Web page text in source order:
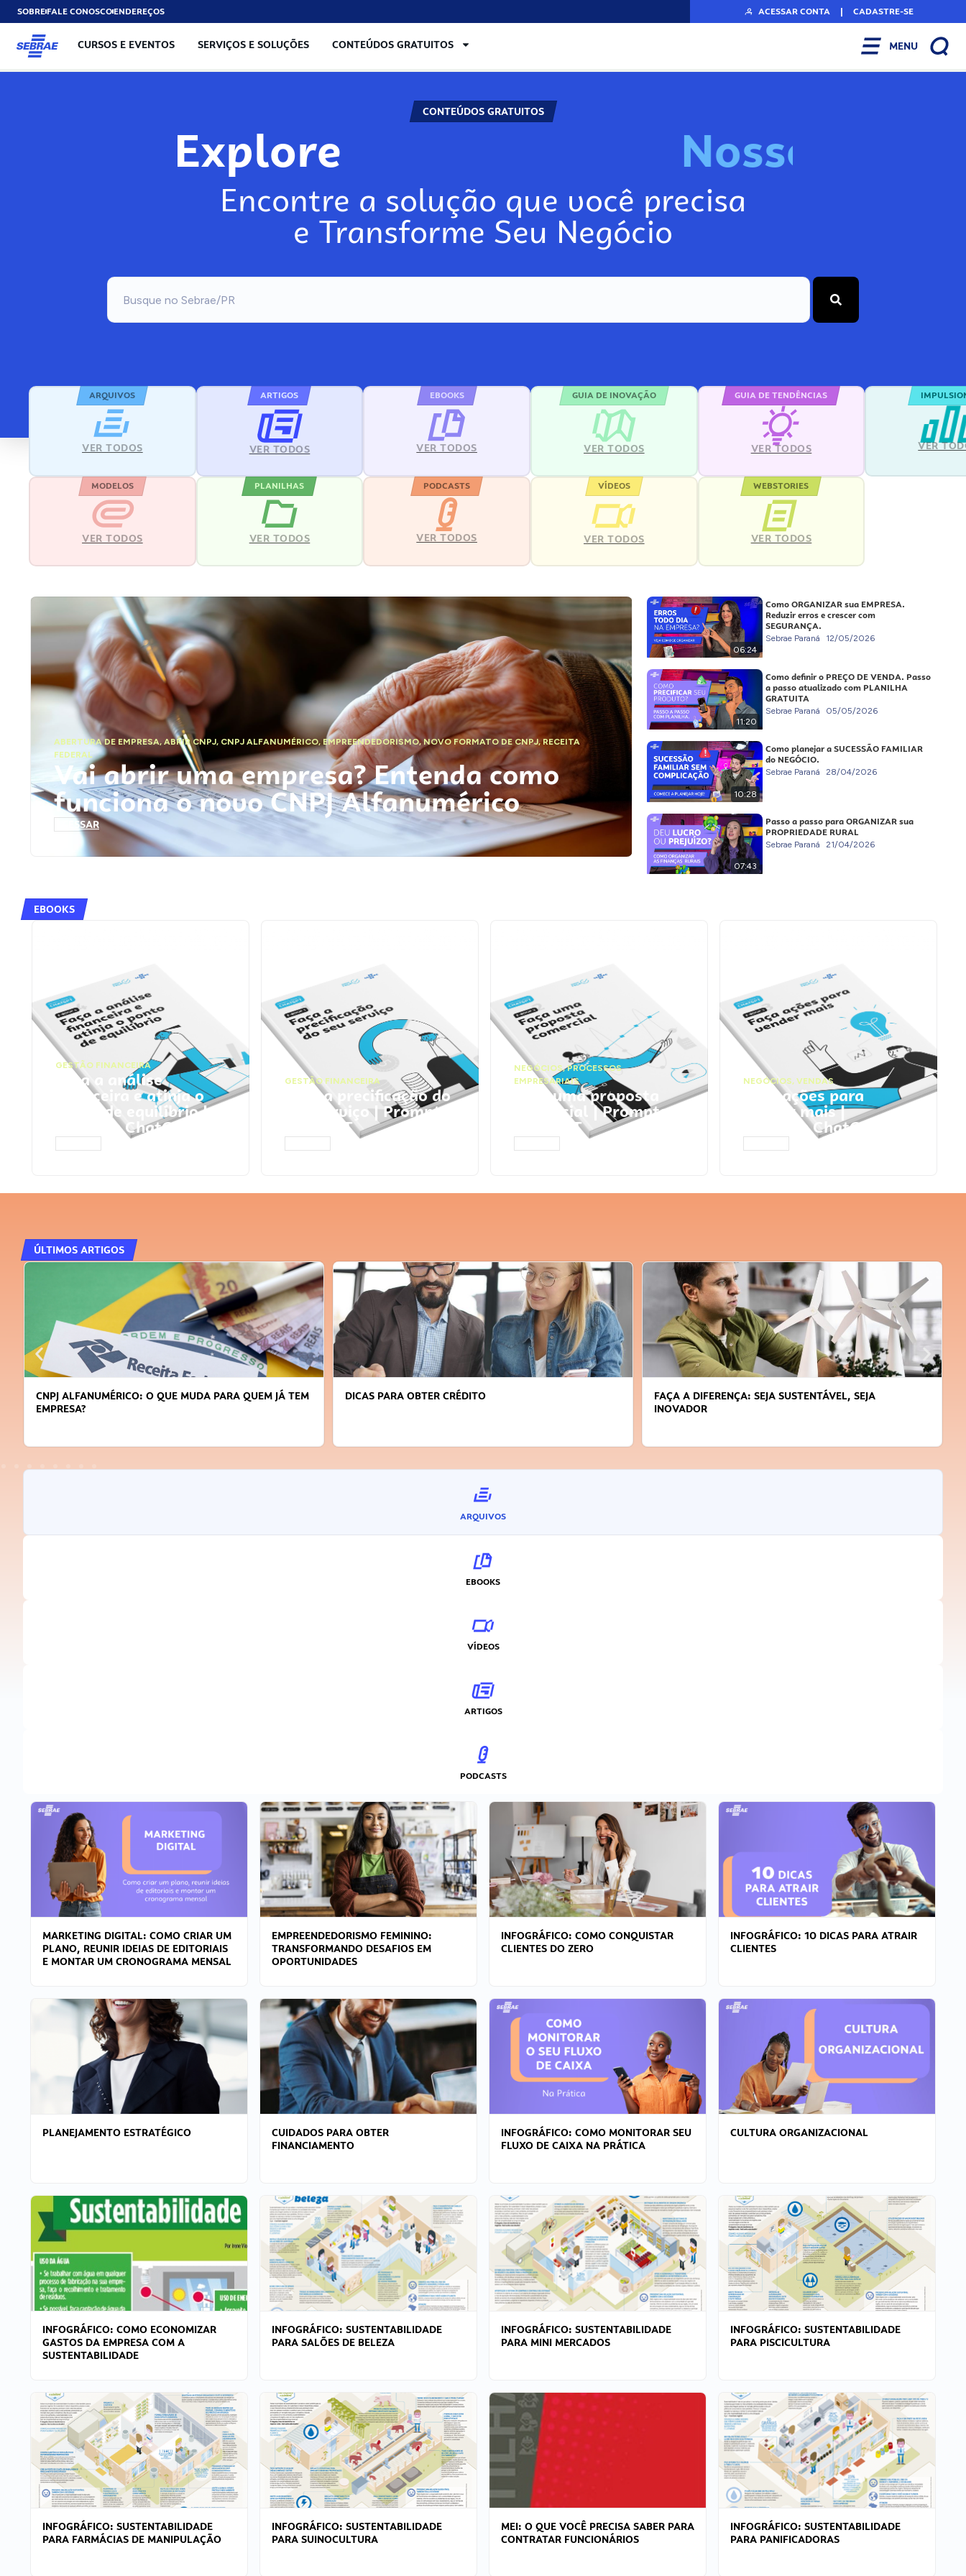
SOBREFALE CONOSCOENDEREÇOS ACESSAR CONTA | CADASTRE-SE
CURSOS E EVENTOS SERVIÇOS E SOLUÇÕES CONTEÚDOS GRATUITOS MENU
CONTEÚDOS GRATUITOS
Explore Nosso
Encontre a solução que você precisa
e Transforme Seu Negócio
ARQUIVOS
VER TODOS
ARTIGOS
VER TODOS
EBOOKS
VER TODOS
GUIA DE INOVAÇÃO
VER TODOS
GUIA DE TENDÊNCIAS
VER TODOS VER
MODELOS
VER TODOS
PLANILHAS
VER TODOS
PODCASTS
VER TODOS
VÍDEOS
VER TODOS
WEBSTORIES
VER TODOS
ABERTURA DE EMPRESA,ABRIR CNPJ, CNPJ ALFANUMÉRICO, EMPREENDEDORISMO,NOVO FORMATO DE CNPJ,RECEITA
FEDERAL
Vai abrir uma empresa? Entenda como
funciona o novo CNPJ Alfanumérico
ACESSAR
06:24
Como ORGANIZAR sua EMPRESA.
Reduzir erros e crescer com
SEGURANÇA.
Sebrae Paraná 12/05/2026
11:20
Como definir o PREÇO DE VENDA. Passo
a passo atualizado com PLANILHA
GRATUITA
Sebrae Paraná 05/05/2026
10:28
Como planejar a SUCESSÃO FAMILIAR
do NEGÓCIO.
Sebrae Paraná 28/04/2026
07:43
Passo a passo para ORGANIZAR sua
PROPRIEDADE RURAL
Sebrae Paraná 21/04/2026
EBOOKS
GESTÃO FINANCEIRA
Faça a análise
financeira e atinja o
ponto de equilíbrio |
Prompts ChatGPT
GESTÃO FINANCEIRA
Faça a precificação do
seu serviço | Prompts
ChatGPT
NEGÓCIOS,PROCESSOS
EMPRESARIAIS
Faça uma proposta
comercial | Prompts
ChatGPT
NEGÓCIOS, VENDAS
Faça ações para
vender mais |
Prompts ChatGPT
ÚLTIMOS ARTIGOS
CNPJ ALFANUMÉRICO: O QUE MUDA PARA QUEM JÁ TEM
EMPRESA?
DICAS PARA OBTER CRÉDITO
FAÇA A DIFERENÇA: SEJA SUSTENTÁVEL, SEJA
INOVADOR
ARQUIVOS
EBOOKS
VÍDEOS
ARTIGOS
PODCASTS
MARKETING DIGITAL: COMO CRIAR UM
PLANO, REUNIR IDEIAS DE EDITORIAIS
E MONTAR UM CRONOGRAMA MENSAL
EMPREENDEDORISMO FEMININO:
TRANSFORMANDO DESAFIOS EM
OPORTUNIDADES
INFOGRÁFICO: COMO CONQUISTAR
CLIENTES DO ZERO
INFOGRÁFICO: 10 DICAS PARA ATRAIR
CLIENTES
PLANEJAMENTO ESTRATÉGICO
CUIDADOS PARA OBTER
FINANCIAMENTO
INFOGRÁFICO: COMO MONITORAR SEU
FLUXO DE CAIXA NA PRÁTICA
CULTURA ORGANIZACIONAL
INFOGRÁFICO: COMO ECONOMIZAR
GASTOS DA EMPRESA COM A
SUSTENTABILIDADE
INFOGRÁFICO: SUSTENTABILIDADE
PARA SALÕES DE BELEZA
INFOGRÁFICO: SUSTENTABILIDADE
PARA MINI MERCADOS
INFOGRÁFICO: SUSTENTABILIDADE
PARA PISCICULTURA
INFOGRÁFICO: SUSTENTABILIDADE
PARA FARMÁCIAS DE MANIPULAÇÃO
INFOGRÁFICO: SUSTENTABILIDADE
PARA SUINOCULTURA
MEI: O QUE VOCÊ PRECISA SABER PARA
CONTRATAR FUNCIONÁRIOS
INFOGRÁFICO: SUSTENTABILIDADE
PARA PANIFICADORAS